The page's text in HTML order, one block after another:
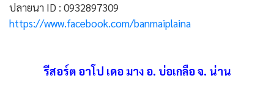
ปลายนา ID : 0932897309
https://www.facebook.com/banmaiplaina
รีสอร์ต อาโป เดอ มาง อ. บ่อเกลือ จ. น่าน